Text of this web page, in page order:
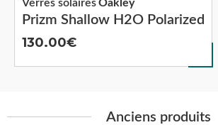
Prizm Shallow H2O Polarized
Verres solairesOakley
130.00
Anciens produits